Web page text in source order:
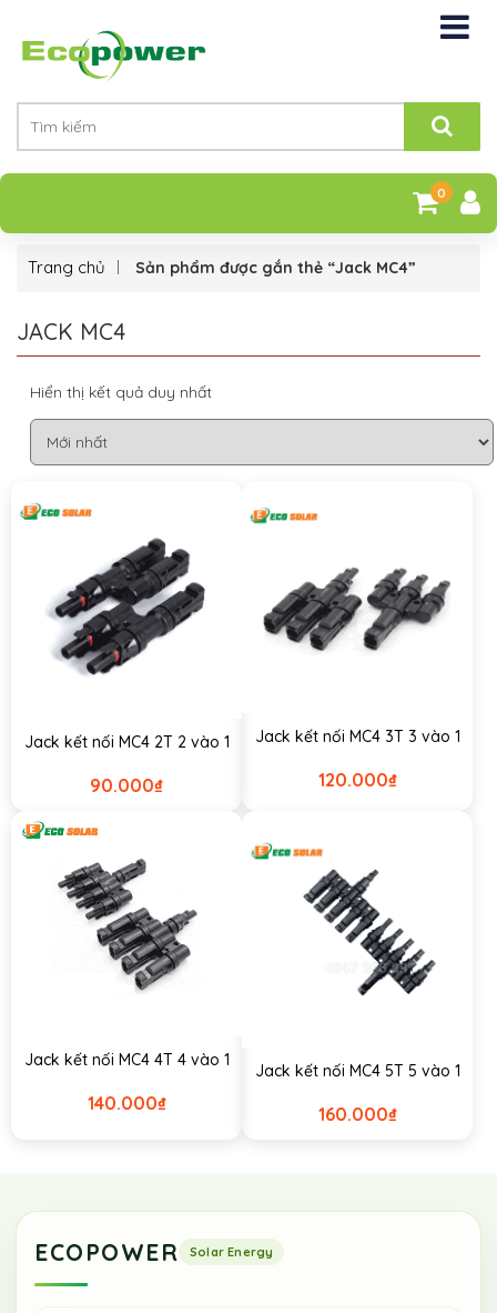
0
Trang chủ Sản phẩm được gắn thẻ “Jack MC4”
JACK MC4
Hiển thị kết quả duy nhất
Jack kết nối MC4 2T 2 vào 1
₫
90.000
Jack kết nối MC4 3T 3 vào 1
₫
120.000
Jack kết nối MC4 4T 4 vào 1
₫
140.000
Jack kết nối MC4 5T 5 vào 1
₫
160.000
ECOPOWER